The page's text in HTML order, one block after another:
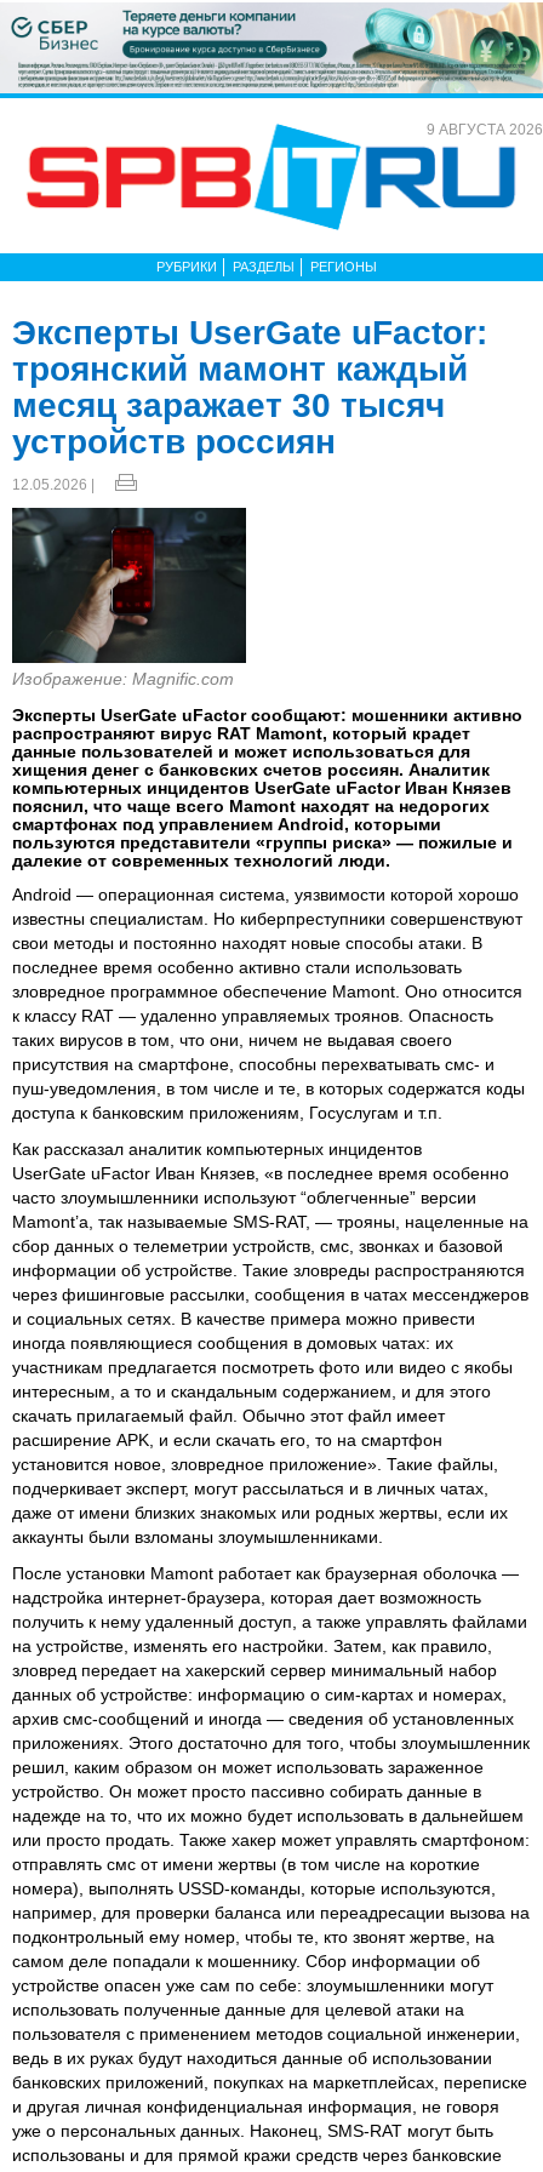
9 АВГУСТА 2026
РУБРИКИ РАЗДЕЛЫ РЕГИОНЫ
Эксперты UserGate uFactor:
троянский мамонт каждый
месяц заражает 30 тысяч
устройств россиян
12.05.2026 |
Изображение: Magnific.com
Эксперты UserGate uFactor сообщают: мошенники активно
распространяют вирус RAT Mamont, который крадет
данные пользователей и может использоваться для
хищения денег с банковских счетов россиян. Аналитик
компьютерных инцидентов UserGate uFactor Иван Князев
пояснил, что чаще всего Mamont находят на недорогих
смартфонах под управлением Android, которыми
пользуются представители «группы риска» — пожилые и
далекие от современных технологий люди.
Android — операционная система, уязвимости которой хорошо
известны специалистам. Но киберпреступники совершенствуют
свои методы и постоянно находят новые способы атаки. В
последнее время особенно активно стали использовать
зловредное программное обеспечение Mamont. Оно относится
к классу RAT — удаленно управляемых троянов. Опасность
таких вирусов в том, что они, ничем не выдавая своего
присутствия на смартфоне, способны перехватывать смс- и
пуш‑уведомления, в том числе и те, в которых содержатся коды
доступа к банковским приложениям, Госуслугам и т.п.
Как рассказал аналитик компьютерных инцидентов
UserGate uFactor Иван Князев, «в последнее время особенно
часто злоумышленники используют “облегченные” версии
Mamont’а, так называемые SMS‑RAT, — трояны, нацеленные на
сбор данных о телеметрии устройств, смс, звонках и базовой
информации об устройстве. Такие зловреды распространяются
через фишинговые рассылки, сообщения в чатах мессенджеров
и социальных сетях. В качестве примера можно привести
иногда появляющиеся сообщения в домовых чатах: их
участникам предлагается посмотреть фото или видео с якобы
интересным, а то и скандальным содержанием, и для этого
скачать прилагаемый файл. Обычно этот файл имеет
расширение APK, и если скачать его, то на смартфон
установится новое, зловредное приложение». Такие файлы,
подчеркивает эксперт, могут рассылаться и в личных чатах,
даже от имени близких знакомых или родных жертвы, если их
аккаунты были взломаны злоумышленниками.
После установки Mamont работает как браузерная оболочка —
надстройка интернет-браузера, которая дает возможность
получить к нему удаленный доступ, а также управлять файлами
на устройстве, изменять его настройки. Затем, как правило,
зловред передает на хакерский сервер минимальный набор
данных об устройстве: информацию о сим‑картах и номерах,
архив смс‑сообщений и иногда — сведения об установленных
приложениях. Этого достаточно для того, чтобы злоумышленник
решил, каким образом он может использовать зараженное
устройство. Он может просто пассивно собирать данные в
надежде на то, что их можно будет использовать в дальнейшем
или просто продать. Также хакер может управлять смартфоном:
отправлять смс от имени жертвы (в том числе на короткие
номера), выполнять USSD‑команды, которые используются,
например, для проверки баланса или переадресации вызова на
подконтрольный ему номер, чтобы те, кто звонят жертве, на
самом деле попадали к мошеннику. Сбор информации об
устройстве опасен уже сам по себе: злоумышленники могут
использовать полученные данные для целевой атаки на
пользователя с применением методов социальной инженерии,
ведь в их руках будут находиться данные об использовании
банковских приложений, покупках на маркетплейсах, переписке
и другая личная конфиденциальная информация, не говоря
уже о персональных данных. Наконец, SMS‑RAT могут быть
использованы и для прямой кражи средств через банковские